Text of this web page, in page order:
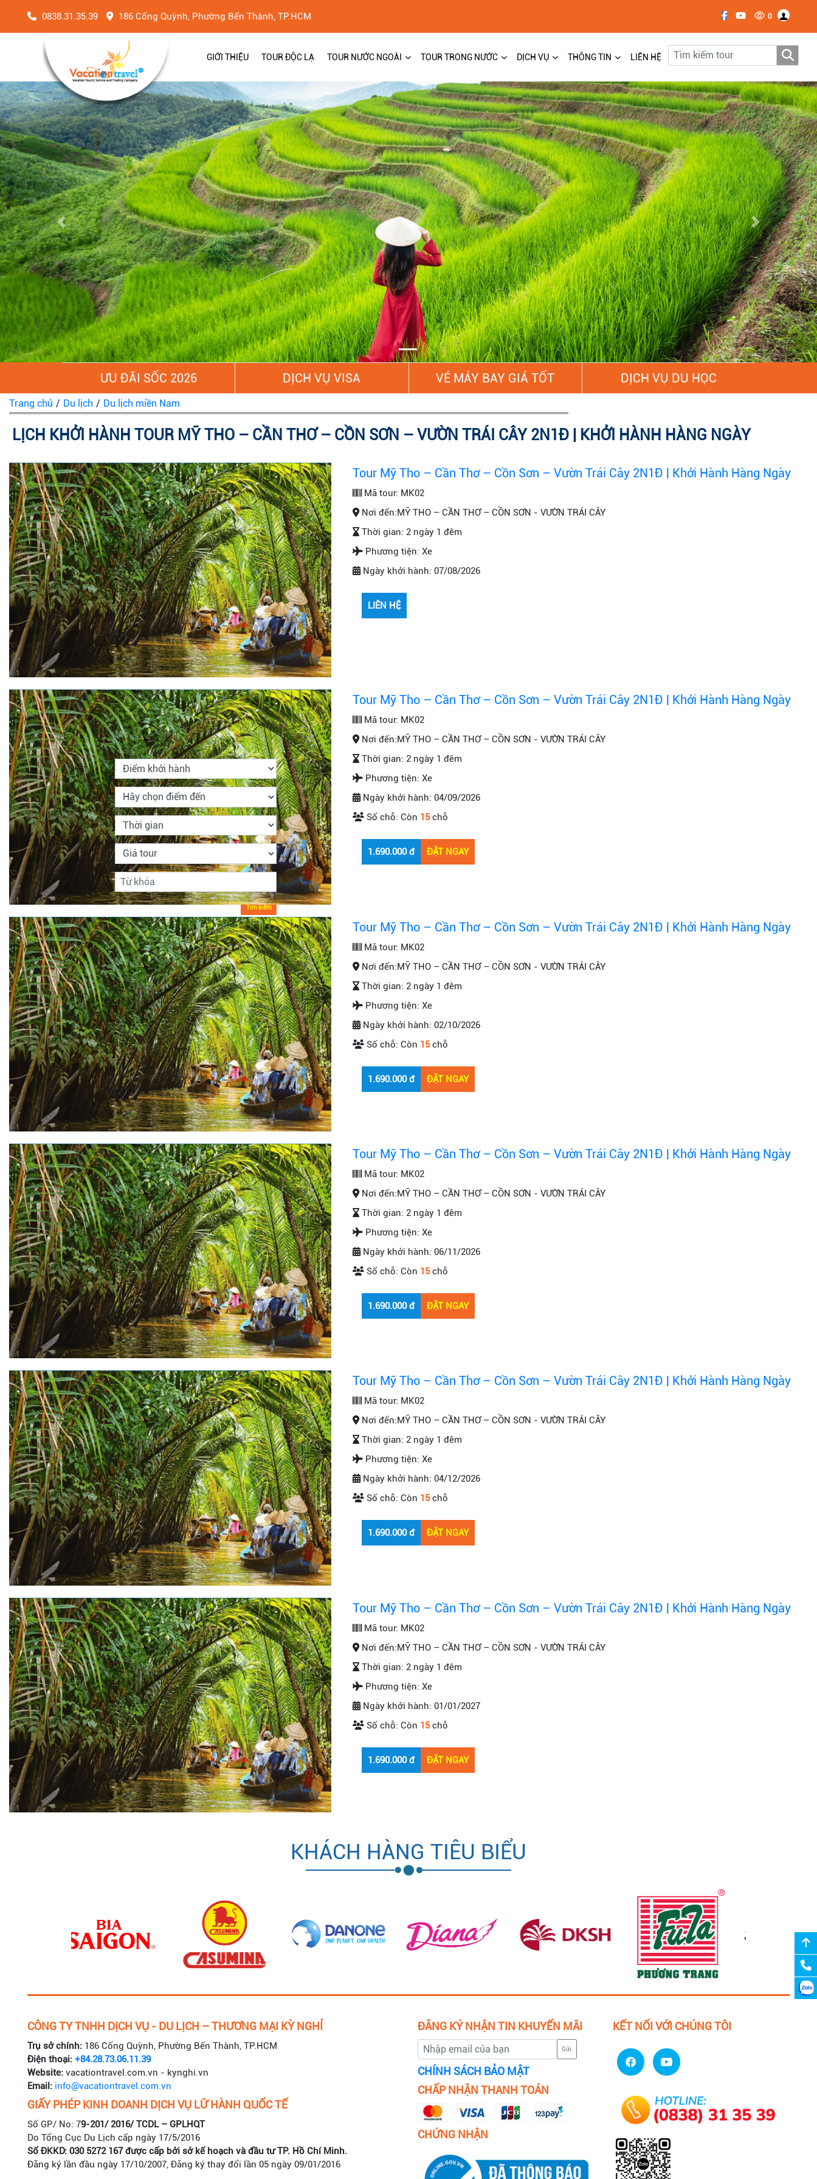
0838.31.35.39 186 Cống Quỳnh, Phường Bến Thành, TP.HCM 0
GIỚI THIỆU TOUR ĐỘC LẠ TOUR NƯỚC NGOÀI TOUR TRONG NƯỚC DỊCH VỤ THÔNG TIN LIÊN HỆ
Previous Next
TÌM KIẾM
Tour trong nước Tour nước ngoài
Tìm kiếm
ƯU ĐÃI SỐC 2026 DỊCH VỤ VISA VÉ MÁY BAY GIÁ TỐT DỊCH VỤ DU HỌC
Trang chủ / Du lịch / Du lịch miền Nam
LỊCH KHỞI HÀNH TOUR MỸ THO – CẦN THƠ – CỒN SƠN – VƯỜN TRÁI CÂY 2N1Đ | KHỞI HÀNH HÀNG NGÀY
Tour Mỹ Tho – Cần Thơ – Cồn Sơn – Vườn Trái Cây 2N1Đ | Khởi Hành Hàng Ngày
Mã tour: MK02
Nơi đến:MỸ THO – CẦN THƠ – CỒN SƠN - VƯỜN TRÁI CÂY
Thời gian: 2 ngày 1 đêm
Phương tiện: Xe
Ngày khởi hành: 07/08/2026
Tour Mỹ Tho – Cần Thơ – Cồn Sơn – Vườn Trái Cây 2N1Đ | Khởi Hành Hàng Ngày
Mã tour: MK02
Nơi đến:MỸ THO – CẦN THƠ – CỒN SƠN - VƯỜN TRÁI CÂY
Thời gian: 2 ngày 1 đêm
Phương tiện: Xe
Ngày khởi hành: 04/09/2026
Số chỗ: Còn 15chỗ
Tour Mỹ Tho – Cần Thơ – Cồn Sơn – Vườn Trái Cây 2N1Đ | Khởi Hành Hàng Ngày
Mã tour: MK02
Nơi đến:MỸ THO – CẦN THƠ – CỒN SƠN - VƯỜN TRÁI CÂY
Thời gian: 2 ngày 1 đêm
Phương tiện: Xe
Ngày khởi hành: 02/10/2026
Số chỗ: Còn 15chỗ
Tour Mỹ Tho – Cần Thơ – Cồn Sơn – Vườn Trái Cây 2N1Đ | Khởi Hành Hàng Ngày
Mã tour: MK02
Nơi đến:MỸ THO – CẦN THƠ – CỒN SƠN - VƯỜN TRÁI CÂY
Thời gian: 2 ngày 1 đêm
Phương tiện: Xe
Ngày khởi hành: 06/11/2026
Số chỗ: Còn 15chỗ
Tour Mỹ Tho – Cần Thơ – Cồn Sơn – Vườn Trái Cây 2N1Đ | Khởi Hành Hàng Ngày
Mã tour: MK02
Nơi đến:MỸ THO – CẦN THƠ – CỒN SƠN - VƯỜN TRÁI CÂY
Thời gian: 2 ngày 1 đêm
Phương tiện: Xe
Ngày khởi hành: 04/12/2026
Số chỗ: Còn 15chỗ
Tour Mỹ Tho – Cần Thơ – Cồn Sơn – Vườn Trái Cây 2N1Đ | Khởi Hành Hàng Ngày
Mã tour: MK02
Nơi đến:MỸ THO – CẦN THƠ – CỒN SƠN - VƯỜN TRÁI CÂY
Thời gian: 2 ngày 1 đêm
Phương tiện: Xe
Ngày khởi hành: 01/01/2027
Số chỗ: Còn 15chỗ
KHÁCH HÀNG TIÊU BIỂU
CÔNG TY TNHH DỊCH VỤ - DU LỊCH – THƯƠNG MẠI KỲ NGHỈ
Trụ sở chính: 186 Cống Quỳnh, Phường Bến Thành, TP.HCM
Điện thoại: +84.28.73.06.11.39
Website: vacationtravel.com.vn - kynghi.vn
Email: info@vacationtravel.com.vn
GIẤY PHÉP KINH DOANH DỊCH VỤ LỮ HÀNH QUỐC TẾ
Số GP/ No: 79-201/ 2016/ TCDL – GPLHQT
Do Tổng Cục Du Lịch cấp ngày 17/5/2016
Số ĐKKD: 030 5272 167 được cấp bởi sở kế hoạch và đầu tư TP. Hồ Chí Minh.
Đăng ký lần đầu ngày 17/10/2007, Đăng ký thay đổi lần 05 ngày 09/01/2016
ĐĂNG KÝ NHẬN TIN KHUYẾN MÃI
Gửi
CHÍNH SÁCH BẢO MẬT
CHẤP NHẬN THANH TOÁN
CHỨNG NHẬN
KẾT NỐI VỚI CHÚNG TÔI